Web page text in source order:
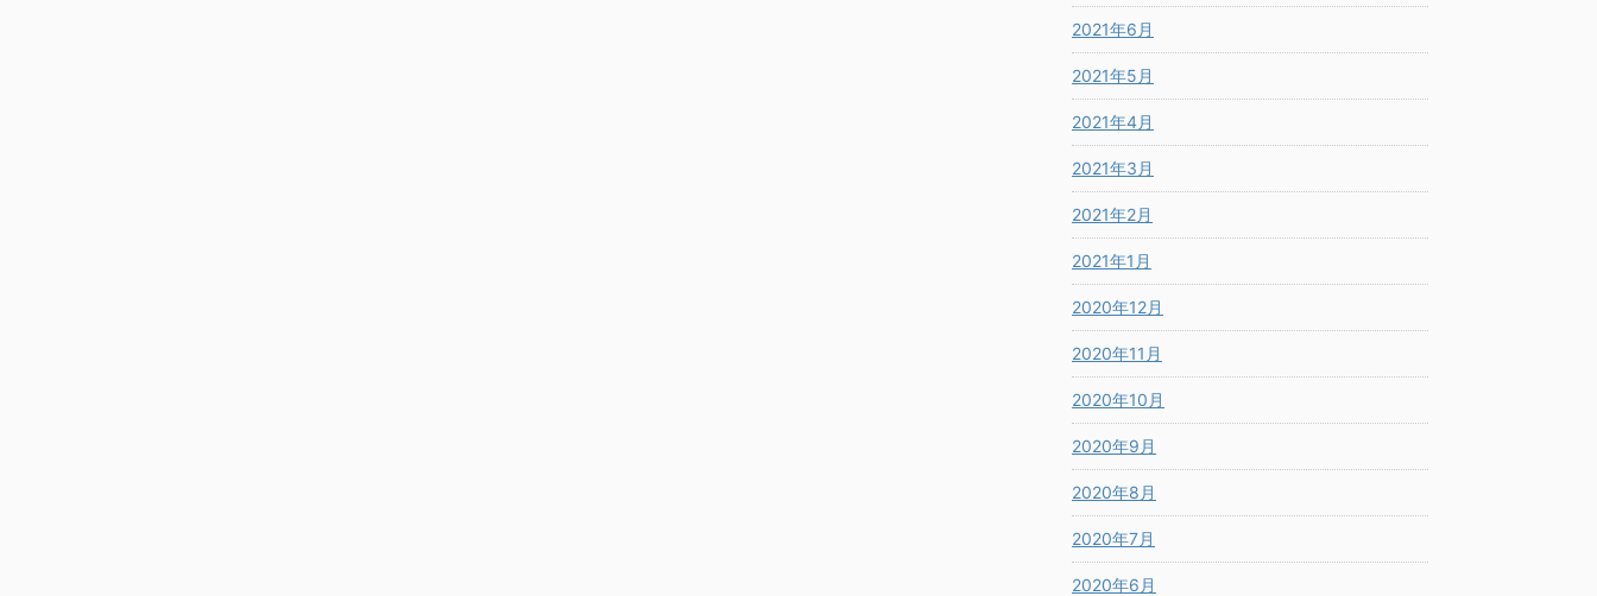
2021年6月
2021年5月
2021年4月
2021年3月
2021年2月
2021年1月
2020年12月
2020年11月
2020年10月
2020年9月
2020年8月
2020年7月
2020年6月